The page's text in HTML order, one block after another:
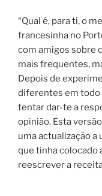
“Qual é, para ti, o
francesinha no
com amigos sobre
mais frequentes,
Depois de
diferentes em todo
tentar dar-te a
opinião. Esta
uma actualização
que tinha colocado
reescrever a